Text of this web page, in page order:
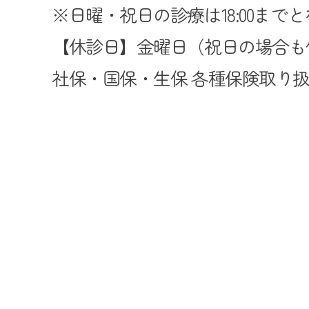
※日曜・祝日の診療は18:00まで
【休診日】金曜日（祝日の場
社保・国保・生保 各種保険取り